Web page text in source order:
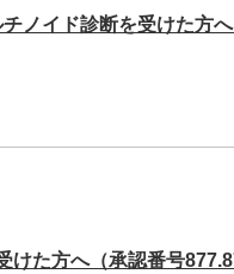
ノイド診断を受けた方
けた方へ（承認番号